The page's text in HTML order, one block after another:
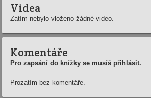
Videa
Zatím nebylo vloženo žádné video.
Komentáře
Pro zapsání do knížky se musíš přihlásit.
Prozatím bez komentáře.